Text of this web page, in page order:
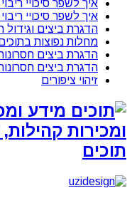
איך לשפר סיכויי
איך לשפר סיכויי
הדגרת ביצים
מחלות נפוצות
הדגרת ביצים
הדגרת ביצים
זיהוי ציפורים
ומכירות
תוכים